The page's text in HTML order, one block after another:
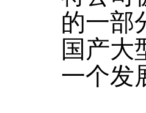
的一部
国产大
一个发